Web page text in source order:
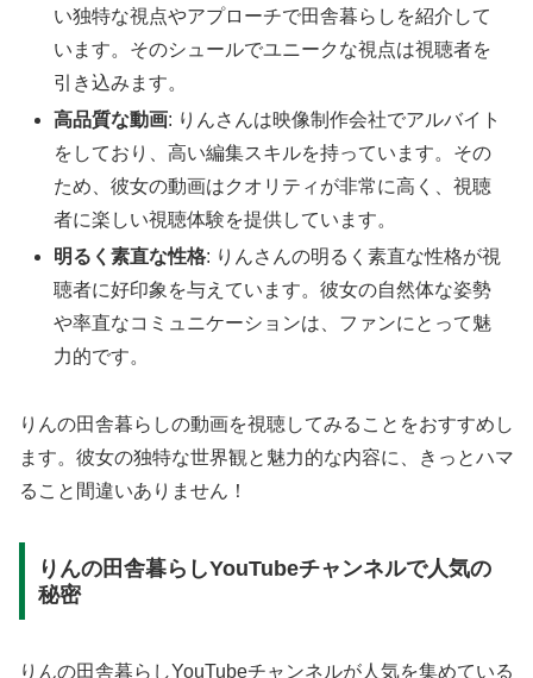
い独特な視点やアプローチで田舎暮らしを紹介して
います。そのシュールでユニークな視点は視聴者を
引き込みます。
高品質な動画: りんさんは映像制作会社でアルバイト
をしており、高い編集スキルを持っています。その
ため、彼女の動画はクオリティが非常に高く、視聴
者に楽しい視聴体験を提供しています。
明るく素直な性格: りんさんの明るく素直な性格が視
聴者に好印象を与えています。彼女の自然体な姿勢
や率直なコミュニケーションは、ファンにとって魅
力的です。
りんの田舎暮らしの動画を視聴してみることをおすすめし
ます。彼女の独特な世界観と魅力的な内容に、きっとハマ
ること間違いありません！
りんの田舎暮らしYouTubeチャンネルで人気の
秘密
りんの田舎暮らしYouTubeチャンネルが人気を集めている